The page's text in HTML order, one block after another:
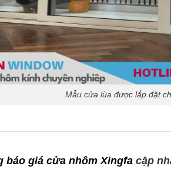
Mẫu cửa lùa được lắp đặt
báo giá cửa nhôm Xingfa cập